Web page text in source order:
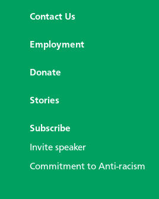
Contact Us
Employment
Donate
Stories
Subscribe
Invite speaker
Commitment to Anti-racism